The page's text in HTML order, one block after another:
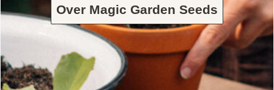
Over Magic Garden Seeds